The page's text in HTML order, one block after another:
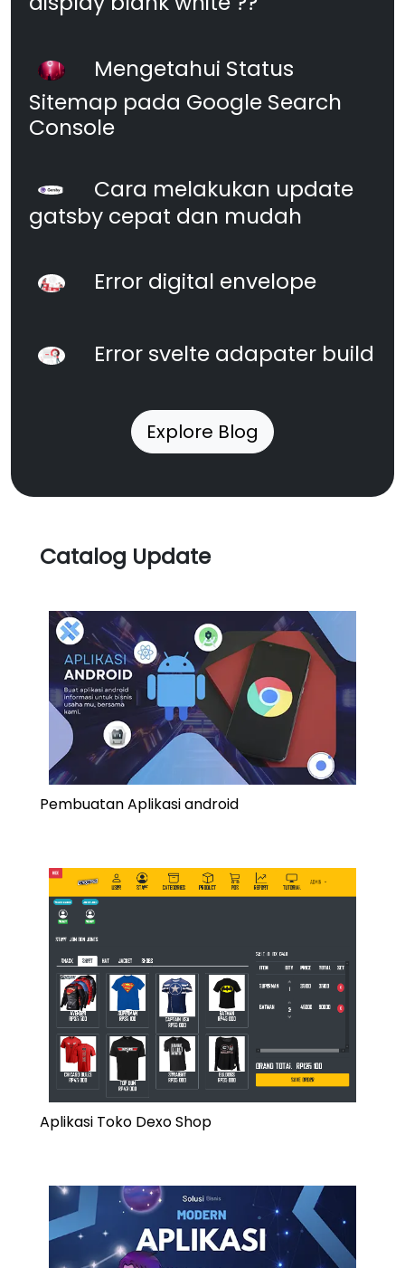
Mengetahui Status
Sitemap pada Google Search
Console
Cara melakukan update
gatsby cepat dan mudah
Error digital envelope
Error svelte adapater build
Explore Blog
Catalog Update
Pembuatan Aplikasi android
Aplikasi Toko Dexo Shop